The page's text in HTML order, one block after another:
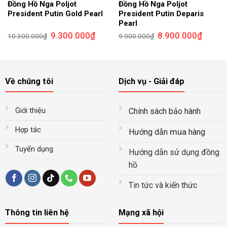
Đồng Hồ Nga Poljot
President Putin Gold Pearl
10.300.000₫ Giá
gốc
9.300.000₫Giá
hiện
Đồng Hồ Nga Poljot
President Putin Deparis
Pearl
9.900.000₫ Giá
gốc
8.900.000₫Giá
hiện
Về chúng tôi
Giới thiệu
Hợp tác
Tuyển dụng
Dịch vụ - Giải đáp
Chính sách bảo hành
Hướng dẫn muahàng
Hướng dẫn sử dụng đồng
hồ
Tin tức và kiến thức
Thông tin liên hệ Mạng xã hội